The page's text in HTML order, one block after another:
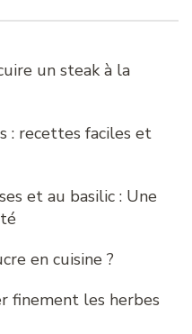
un steak à la
: recettes faciles et
et au basilic : Une
en cuisine ?
finement les herbes